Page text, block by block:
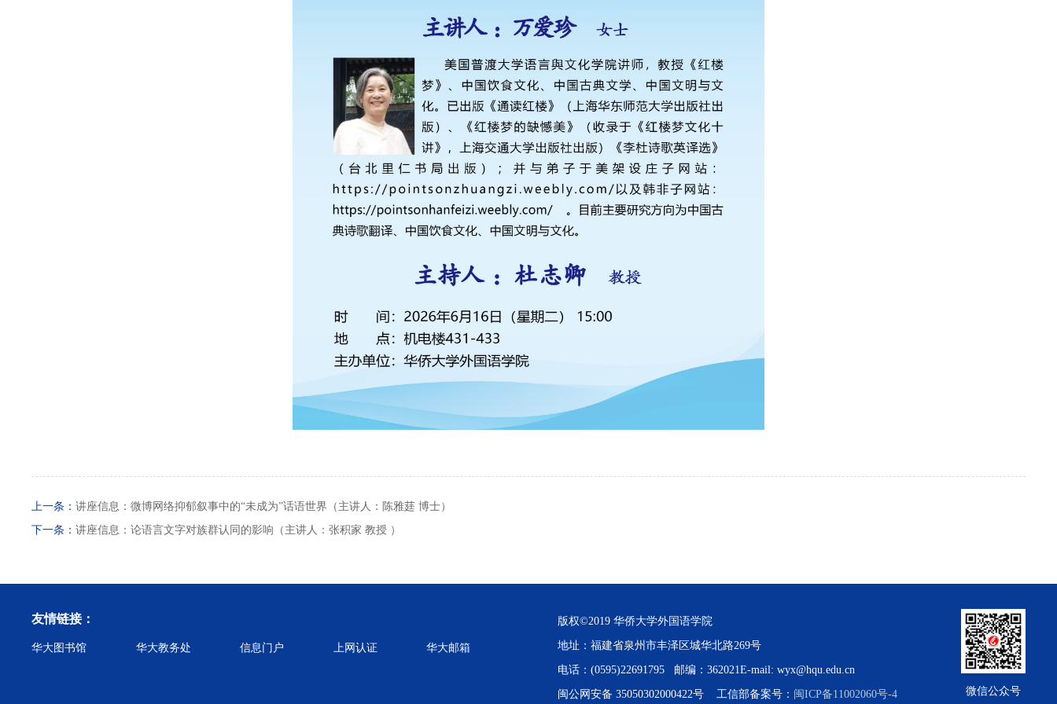
上一条：讲座信息：微博网络抑郁叙事中的“未成为”话语世界（主讲人：陈雅莛 博士）
下一条：讲座信息：论语言文字对族群认同的影响（主讲人：张积家 教授 ）
友情链接：
华大图书馆 华大教务处 信息门户 上网认证 华大邮箱
版权©2019 华侨大学外国语学院
地址：福建省泉州市丰泽区城华北路269号
电话：(0595)22691795 邮编：362021E-mail: wyx@hqu.edu.cn
闽公网安备 35050302000422号 工信部备案号： 闽ICP备11002060号-4 微信公众号